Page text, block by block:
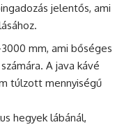
jelentős, ami
mm, ami bőséges
A java kávé
túlzott mennyiségű
hegyek lábánál,